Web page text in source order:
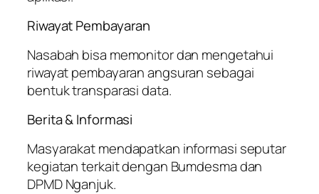
Riwayat Pembayaran
Nasabah bisa memonitor dan mengetahui
riwayat pembayaran angsuran sebagai
bentuk transparasi data.
Berita & Informasi
Masyarakat mendapatkan informasi seputar
kegiatan terkait dengan Bumdesma dan
DPMD Nganjuk.